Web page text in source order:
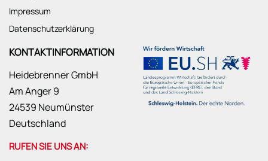
Impressum
Datenschutzerklärung
KONTAKTINFORMATION
Heidebrenner GmbH
Am Anger 9
24539 Neumünster
Deutschland
RUFEN SIE UNS AN: